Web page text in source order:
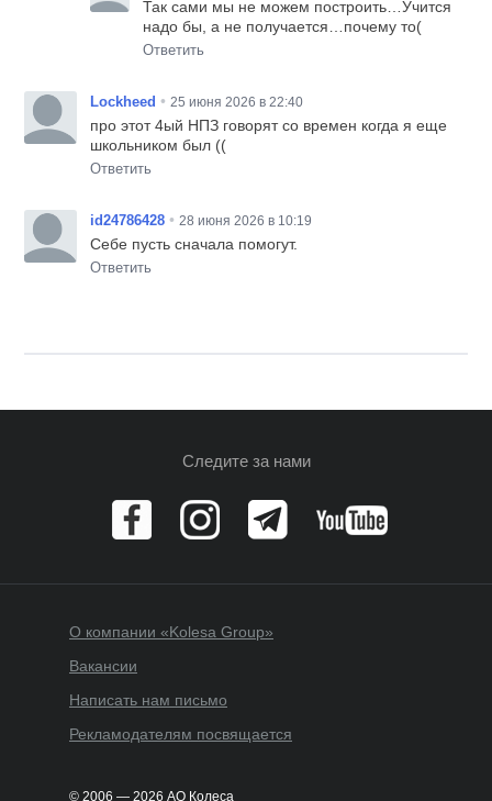
Так сами мы не можем построить…Учится
надо бы, а не получается…почему то(
Ответить
Lockheed • 25 июня 2026 в 22:40
про этот 4ый НПЗ говорят со времен когда я еще
школьником был ((
Ответить
id24786428 • 28 июня 2026 в 10:19
Себе пусть сначала помогут.
Ответить
Следите за нами
О компании «Kolesa Group»
Вакансии
Написать нам письмо
Рекламодателям посвящается
© 2006 — 2026 АО Колеса